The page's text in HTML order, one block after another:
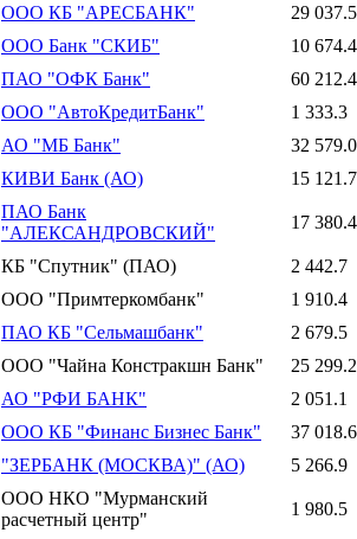
ООО КБ "АРЕСБАНК"
29 037.5
ООО Банк "СКИБ"
10 674.4
ПАО "ОФК Банк"
60 212.4
ООО "АвтоКредитБанк"
1 333.3
АО "МБ Банк"
32 579.0
КИВИ Банк (АО) 15 121.7
ПАО Банк
"АЛЕКСАНДРОВСКИЙ"
17 380.4
КБ "Спутник" (ПАО)
2 442.7
ООО "Примтеркомбанк"
1 910.4
ПАО КБ "Сельмашбанк"
2 679.5
ООО "Чайна Констракшн Банк"
25 299.2
АО "РФИ БАНК"
2 051.1
ООО КБ "Финанс Бизнес Банк"
37 018.6
"ЗЕРБАНК (МОСКВА)" (АО) 5 266.9
ООО НКО "Мурманский
расчетный центр"
1 980.5